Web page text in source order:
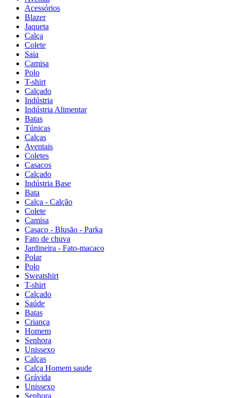
Acessórios
Blazer
Jaqueta
Calça
Colete
Saia
Camisa
Polo
T-shirt
Calçado
Indústria
Indústria Alimentar
Batas
Túnicas
Calças
Aventais
Coletes
Casacos
Calçado
Indústria Base
Bata
Calça - Calção
Colete
Camisa
Casaco - Blusão - Parka
Fato de chuva
Jardineira - Fato-macaco
Polar
Polo
Sweatshirt
T-shirt
Calçado
Saúde
Batas
Criança
Homem
Senhora
Unissexo
Calças
Calça Homem saude
Grávida
Unissexo
Senhora